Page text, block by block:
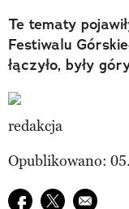
Te tematy
Festiwalu
łączyło, były
redakcja
Opublikowano:
Udostępnij na
Udostępnij
E-mail